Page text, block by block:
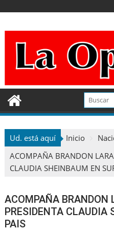
contenido
Ud. está aquí Inicio
ACOMPAÑA BRANDON
CLAUDIA SHEINBAUM EN
ACOMPAÑA BRANDON
PRESIDENTA CLAUDIA
PAIS